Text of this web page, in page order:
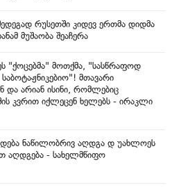
რუსეთში კიდევ ერთმა დიდმა
მუშაობა შეაჩერა
"ქოცებმა" მოთქმა, "სასწრაფოდ
მთავარი
და არიან ისინი, რომლებიც
კვრით იქლეცენ ხელებს - ირაკლი
ნაწილობრივ აღდგა დ უახლოეს
აღდგება - სახელმწიფო